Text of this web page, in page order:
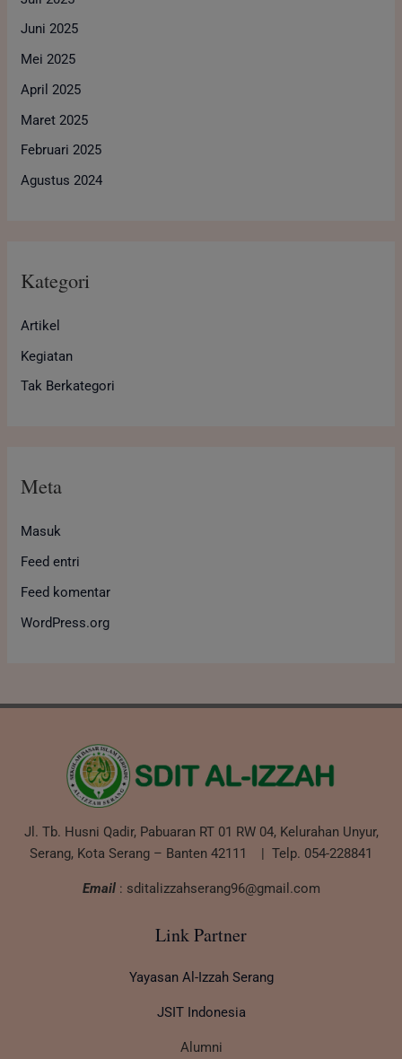
Juni 2025
Mei 2025
April 2025
Maret 2025
Februari 2025
Agustus 2024
Kategori
Artikel
Kegiatan
Tak Berkategori
Meta
Masuk
Feed entri
Feed komentar
WordPress.org
Jl. Tb. Husni Qadir, Pabuaran RT 01 RW 04, Kelurahan Unyur,
Serang, Kota Serang – Banten 42111 | Telp. 054-228841
Email: sditalizzahserang96@gmail.com
Link Partner
Yayasan Al-Izzah Serang
JSIT Indonesia
Alumni